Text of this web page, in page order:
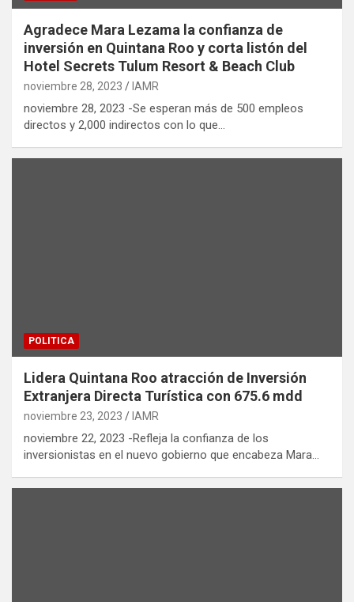
Agradece Mara Lezama la confianza de
inversión en Quintana Roo y corta listón del
Hotel Secrets Tulum Resort & Beach Club
noviembre 28, 2023 IAMR
noviembre 28, 2023 -Se esperan más de 500 empleos
directos y 2,000 indirectos con lo que…
POLITICA
Lidera Quintana Roo atracción de Inversión
Extranjera Directa Turística con 675.6 mdd
noviembre 23, 2023 IAMR
noviembre 22, 2023 -Refleja la confianza de los
inversionistas en el nuevo gobierno que encabeza Mara…